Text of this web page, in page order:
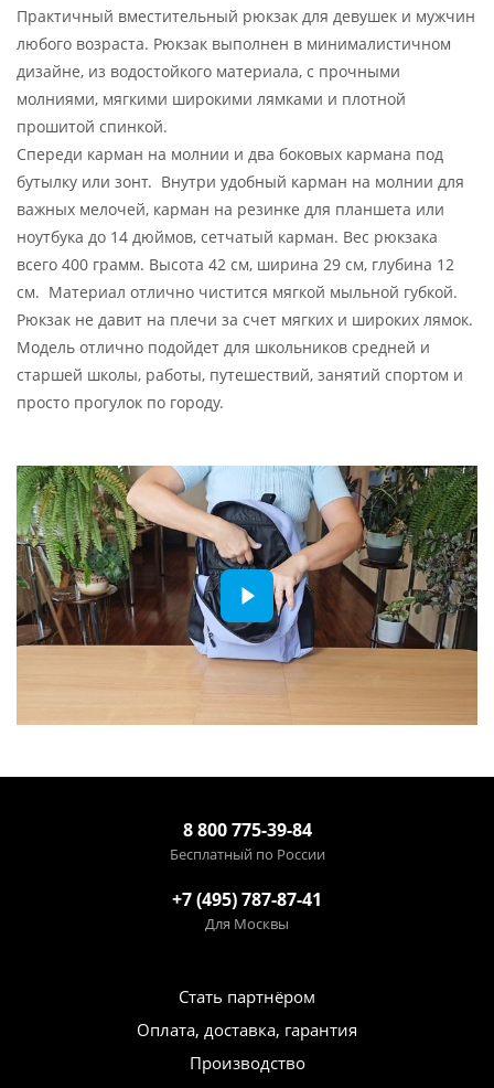
Практичный вместительный рюкзак для девушек и мужчин
любого возраста. Рюкзак выполнен в минималистичном
дизайне, из водостойкого материала, с прочными
молниями, мягкими широкими лямками и плотной
прошитой спинкой.
Спереди карман на молнии и два боковых кармана под
бутылку или зонт. Внутри удобный карман на молнии для
важных мелочей, карман на резинке для планшета или
ноутбука до 14 дюймов, сетчатый карман. Вес рюкзака
всего 400 грамм. Высота 42 см, ширина 29 см, глубина 12
см. Материал отлично чистится мягкой мыльной губкой.
Рюкзак не давит на плечи за счет мягких и широких лямок.
Модель отлично подойдет для школьников средней и
старшей школы, работы, путешествий, занятий спортом и
просто прогулок по городу.
8 800 775-39-84
Бесплатный по России
+7 (495) 787-87-41
Для Москвы
Стать партнёром
Оплата, доставка, гарантия
Производство